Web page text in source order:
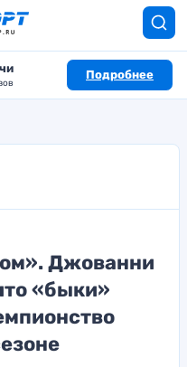
Подробнее
Джованни
«быки»